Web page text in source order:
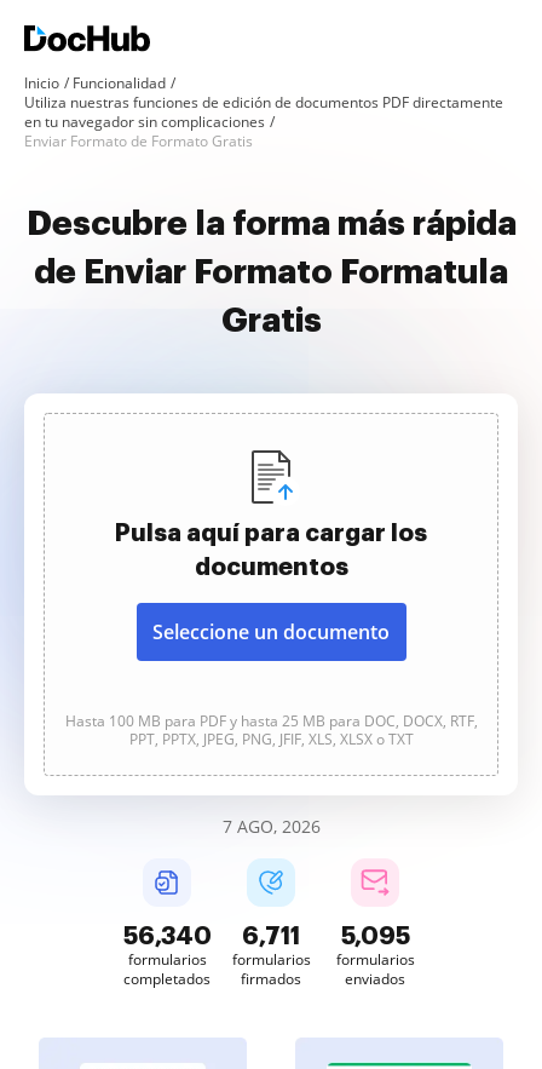
Inicio
Funcionalidad
Utiliza nuestras funciones de edición de documentos PDF directamente
en tu navegador sin complicaciones
Enviar Formato de Formato Gratis
Descubre la forma más rápida
de Enviar Formato Formatula
Gratis
Pulsa aquí para cargar los
documentos
Seleccione un documento
Hasta 100 MB para PDF y hasta 25 MB para DOC, DOCX, RTF,
PPT, PPTX, JPEG, PNG, JFIF, XLS, XLSX o TXT
7 AGO, 2026
56,341
formularios
completados
6,711
formularios
firmados
5,095
formularios
enviados